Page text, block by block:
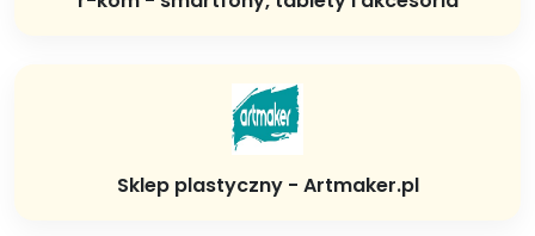
Sklep plastyczny - Artmaker.pl